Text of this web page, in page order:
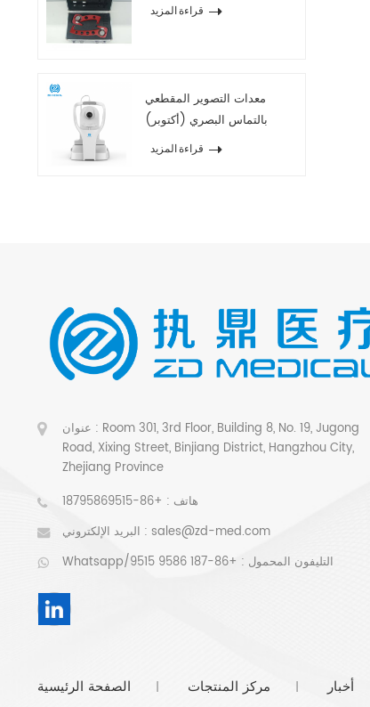
قراءة المزيد
معدات التصوير المقطعي
بالتماس البصري (أكتوبر)
2020
قراءة المزيد
عنوان : Room 301, 3rd Floor, Building 8, No. 19, Jugong
Road, Xixing Street, Binjiang District, Hangzhou City,
Zhejiang Province
هاتف : +86-18795869515
البريد الإلكتروني : sales@zd-med.com
Whatsapp/التليفون المحمول : +86-187 9586 9515
الصفحة الرئيسية | مركز المنتجات | أخبار